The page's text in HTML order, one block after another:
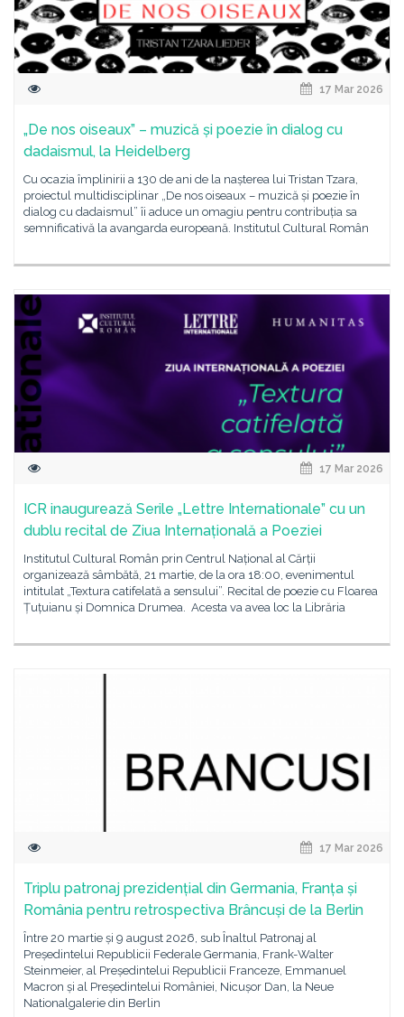
17 Mar 2026
„De nos oiseaux” – muzică și poezie în dialog cu
dadaismul, la Heidelberg
Cu ocazia împlinirii a 130 de ani de la nașterea lui Tristan Tzara,
proiectul multidisciplinar „De nos oiseaux – muzică și poezie în
dialog cu dadaismul” îi aduce un omagiu pentru contribuția sa
semnificativă la avangarda europeană. Institutul Cultural Român
17 Mar 2026
ICR inaugurează Serile „Lettre Internationale” cu un
dublu recital de Ziua Internațională a Poeziei
Institutul Cultural Român prin Centrul Național al Cărții
organizează sâmbătă, 21 martie, de la ora 18:00, evenimentul
intitulat „Textura catifelată a sensului”. Recital de poezie cu Floarea
Țuțuianu și Domnica Drumea. Acesta va avea loc la Librăria
17 Mar 2026
Triplu patronaj prezidențial din Germania, Franța și
România pentru retrospectiva Brâncuși de la Berlin
Între 20 martie și 9 august 2026, sub Înaltul Patronaj al
Președintelui Republicii Federale Germania, Frank-Walter
Steinmeier, al Președintelui Republicii Franceze, Emmanuel
Macron și al Președintelui României, Nicușor Dan, la Neue
Nationalgalerie din Berlin